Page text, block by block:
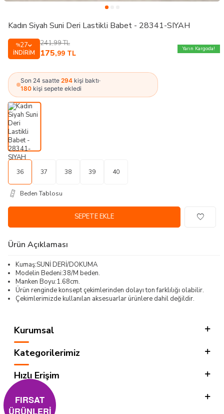
Kadın Siyah Suni Deri Lastikli Babet - 28341-SIYAH
%27
İNDIRIM
241,99TL
175,99 TL
Yarın Kargoda!
Son 24 saatte 294 kişi baktı·
180 kişi sepete ekledi
36 37 38 39 40
Beden Tablosu
SEPETE EKLE
Ürün Açıklaması
Kumaş:SUNİ DERİ/DOKUMA
Modelin Bedeni:38/M beden.
Manken Boyu:1.68cm.
Ürün renginde konsept çekimlerinden dolayı ton farklılığı olabilir.
Çekimlerimizde kullanılan aksesuarlar ürünlere dahil değildir.
Kurumsal
Kategorilerimiz
Hızlı Erişim
Sosyal
FIRSAT
ÜRÜNLERİ